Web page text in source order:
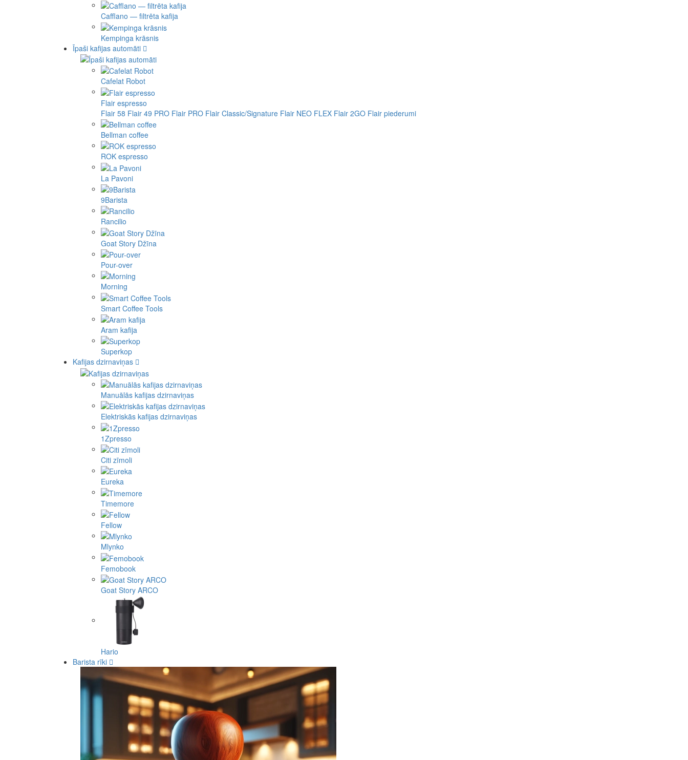
Cafflano — filtrēta kafija
Kempinga krāsnis
Īpaši kafijas automāti
Cafelat Robot
Flair espresso
Flair 58 Flair 49 PRO Flair PRO Flair Classic/Signature Flair NEO FLEX Flair 2GO Flair piederumi
Bellman coffee
ROK espresso
La Pavoni
9Barista
Rancilio
Goat Story Džīna
Pour-over
Morning
Smart Coffee Tools
Aram kafija
Superkop
Kafijas dzirnaviņas
Manuālās kafijas dzirnaviņas
Elektriskās kafijas dzirnaviņas
1Zpresso
Citi zīmoli
Eureka
Timemore
Fellow
Mlynko
Femobook
Goat Story ARCO
Hario
Barista rīki